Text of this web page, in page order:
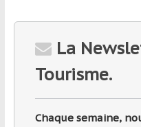
La
Tourisme.
Chaque semaine,